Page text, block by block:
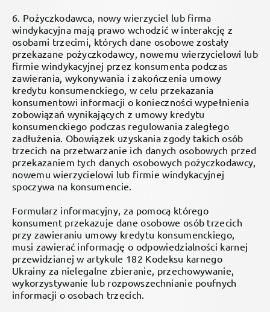
6. Pożyczkodawca, nowy wierzyciel lub firma
windykacyjna mają prawo wchodzić w interakcję z
osobami trzecimi, których dane osobowe zostały
przekazane pożyczkodawcy, nowemu wierzycielowi lub
firmie windykacyjnej przez konsumenta podczas
zawierania, wykonywania i zakończenia umowy
kredytu konsumenckiego, w celu przekazania
konsumentowi informacji o konieczności wypełnienia
zobowiązań wynikających z umowy kredytu
konsumenckiego podczas regulowania zaległego
zadłużenia. Obowiązek uzyskania zgody takich osób
trzecich na przetwarzanie ich danych osobowych przed
przekazaniem tych danych osobowych pożyczkodawcy,
nowemu wierzycielowi lub firmie windykacyjnej
spoczywa na konsumencie.
Formularz informacyjny, za pomocą którego
konsument przekazuje dane osobowe osób trzecich
przy zawieraniu umowy kredytu konsumenckiego,
musi zawierać informację o odpowiedzialności karnej
przewidzianej w artykule 182 Kodeksu karnego
Ukrainy za nielegalne zbieranie, przechowywanie,
wykorzystywanie lub rozpowszechnianie poufnych
informacji o osobach trzecich.